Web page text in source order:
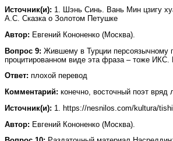
Источник(и): 1. Шэнь Синь. Вань Мин цзигу
А.С. Сказка о Золотом Петушке
Автор: Евгений Кононенко (Москва).
Вопрос 9: Жившему в Турции персоязычному
процитированном виде эта фраза – тоже
Ответ: плохой перевод
Комментарий: конечно, восточный поэт
Источник(и): 1. https://nesnilos.com/kultura/
Автор: Евгений Кононенко (Москва).